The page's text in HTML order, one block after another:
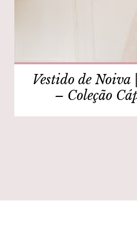
Vestido de
– Coleção